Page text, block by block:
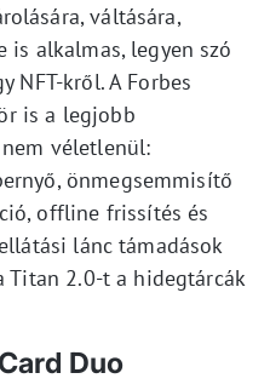
váltására,
is alkalmas, legyen szó
NFT-kről. A Forbes
is a legjobb
véletlenül:
önmegsemmisítő
offline frissítés és
lánc támadások
Titan 2.0-t a hidegtárcák
Duo